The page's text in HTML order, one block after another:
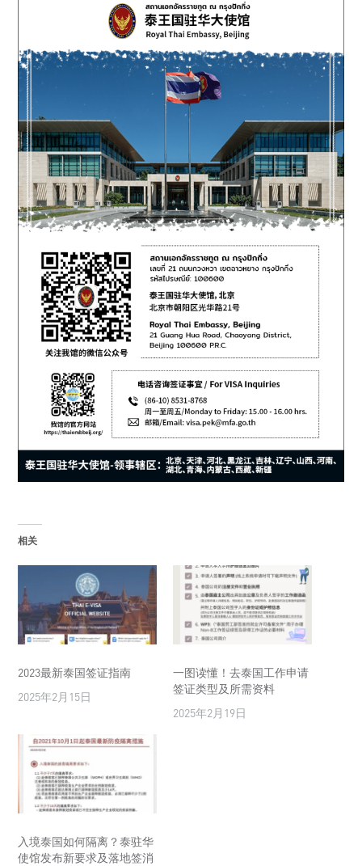
相关
2023最新泰国签证指南
2025年2月15日
一图读懂！去泰国工作申请
签证类型及所需资料
2025年2月19日
入境泰国如何隔离？泰驻华
使馆发布新要求及落地签消